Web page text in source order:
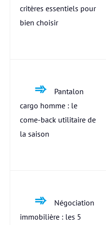
critères essentiels pour
bien choisir
Pantalon
cargo homme : le
come-back utilitaire de
la saison
Négociation
immobilière : les 5